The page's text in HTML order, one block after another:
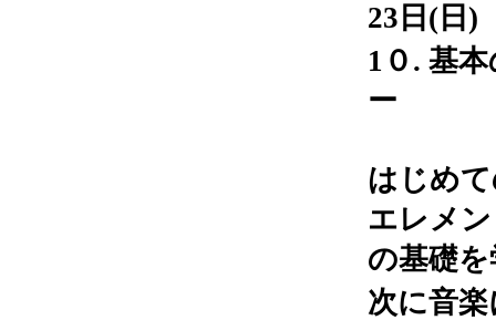
23日(日)
1０. 基
ー 06
はじめ
エレメ
の基礎
次に音